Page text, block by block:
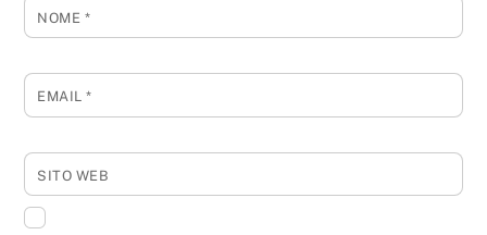
NOME *
EMAIL*
SITO WEB